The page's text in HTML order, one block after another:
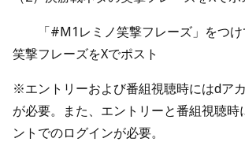
「#M1レミノ笑撃フレーズ」をつけ
笑撃フレーズをXでポスト
※エントリーおよび番組視聴時にはdア
が必要。また、エントリーと番組視聴時
ントでのログインが必要。